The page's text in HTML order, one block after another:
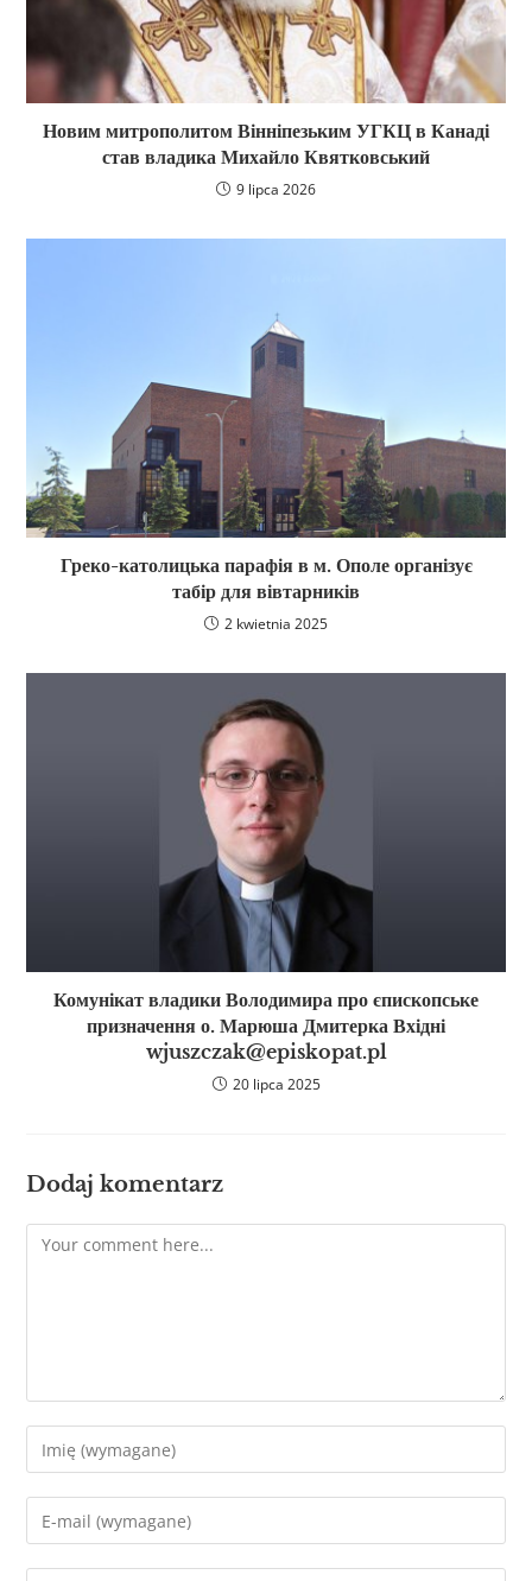
Новим митрополитом Вінніпезьким УГКЦ в Канаді
став владика Михайло Квятковський
9 lipca 2026
Греко-католицька парафія в м. Ополе організує
табір для вівтарників
2 kwietnia 2025
Комунікат владики Володимира про єпископське
призначення о. Марюша Дмитерка Вхідні
wjuszczak@episkopat.pl
20 lipca 2025
Dodaj komentarz